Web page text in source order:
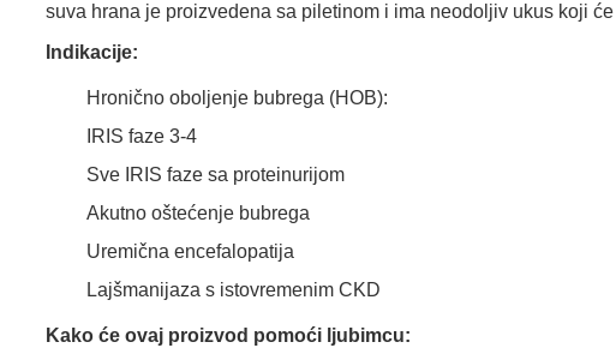
suva hrana je proizvedena sa piletinom i ima neodoljiv ukus koji
Indikacije:
Hronično oboljenje bubrega (HOB):
IRIS faze 3-4
Sve IRIS faze sa proteinurijom
Akutno oštećenje bubrega
Uremična encefalopatija
Lajšmanijaza s istovremenim CKD
Kako će ovaj proizvod pomoći ljubimcu: